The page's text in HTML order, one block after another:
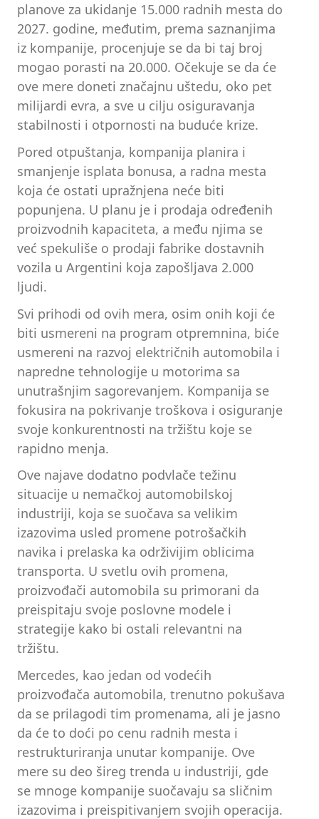
planove za ukidanje 15.000 radnih mesta do
2027. godine, međutim, prema saznanjima
iz kompanije, procenjuje se da bi taj broj
mogao porasti na 20.000. Očekuje se da će
ove mere doneti značajnu uštedu, oko pet
milijardi evra, a sve u cilju osiguravanja
stabilnosti i otpornosti na buduće krize.
Pored otpuštanja, kompanija planira i
smanjenje isplata bonusa, a radna mesta
koja će ostati upražnjena neće biti
popunjena. U planu je i prodaja određenih
proizvodnih kapaciteta, a među njima se
već spekuliše o prodaji fabrike dostavnih
vozila u Argentini koja zapošljava 2.000
ljudi.
Svi prihodi od ovih mera, osim onih koji će
biti usmereni na program otpremnina, biće
usmereni na razvoj električnih automobila i
napredne tehnologije u motorima sa
unutrašnjim sagorevanjem. Kompanija se
fokusira na pokrivanje troškova i osiguranje
svoje konkurentnosti na tržištu koje se
rapidno menja.
Ove najave dodatno podvlače težinu
situacije u nemačkoj automobilskoj
industriji, koja se suočava sa velikim
izazovima usled promene potrošačkih
navika i prelaska ka održivijim oblicima
transporta. U svetlu ovih promena,
proizvođači automobila su primorani da
preispitaju svoje poslovne modele i
strategije kako bi ostali relevantni na
tržištu.
Mercedes, kao jedan od vodećih
proizvođača automobila, trenutno pokušava
da se prilagodi tim promenama, ali je jasno
da će to doći po cenu radnih mesta i
restrukturiranja unutar kompanije. Ove
mere su deo šireg trenda u industriji, gde
se mnoge kompanije suočavaju sa sličnim
izazovima i preispitivanjem svojih operacija.